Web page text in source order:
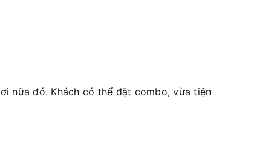
nữa đó. Khách có thể đặt combo, vừa tiện